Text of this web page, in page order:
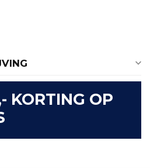
KORTING OP